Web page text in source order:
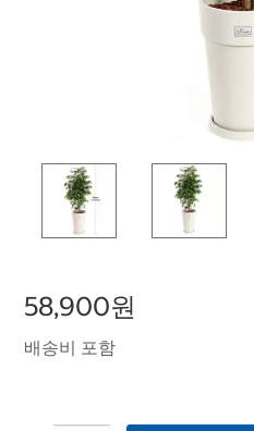
58,900원
배송비 포함